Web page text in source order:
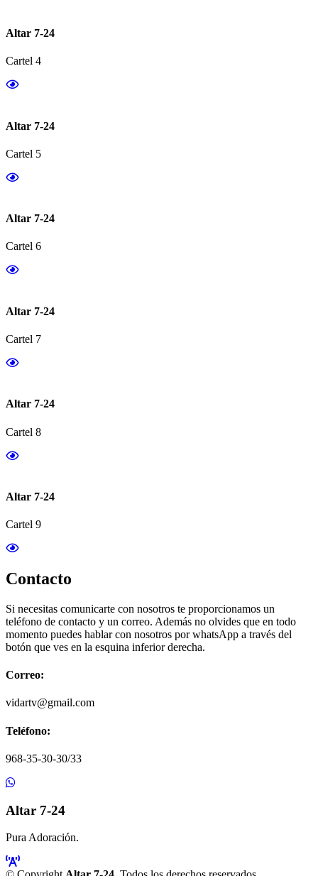
Altar 7-24
Cartel 4
Altar 7-24
Cartel 5
Altar 7-24
Cartel 6
Altar 7-24
Cartel 7
Altar 7-24
Cartel 8
Altar 7-24
Cartel 9
Contacto
Si necesitas comunicarte con nosotros te proporcionamos un
teléfono de contacto y un correo. Además no olvides que en todo
momento puedes hablar con nosotros por whatsApp a través del
botón que ves en la esquina inferior derecha.
Correo:
vidartv@gmail.com
Teléfono:
968-35-30-30/33
Altar 7-24
Pura Adoración.